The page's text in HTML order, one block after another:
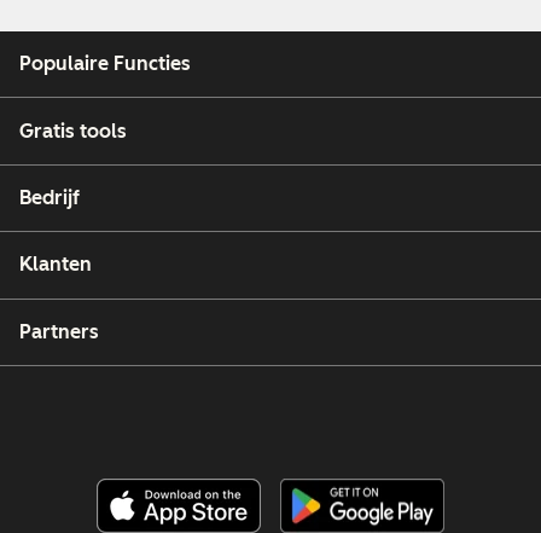
Populaire Functies
Gratis tools
Bedrijf
Klanten
Partners